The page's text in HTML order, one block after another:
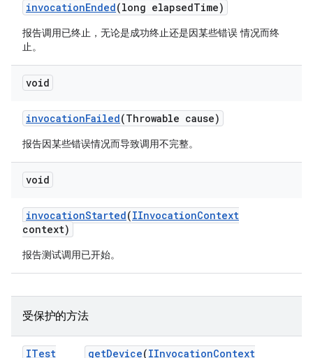
invocationEnded(long elapsedTime)
报告调用已终止，无论是成功终止还是因某些错误 情况而终
止。
void
invocationFailed(Throwable cause)
报告因某些错误情况而导致调用不完整。
void
invocationStarted(IInvocationContext
context)
报告测试调用已开始。
受保护的方法
ITest
getDevice(IInvocationContext